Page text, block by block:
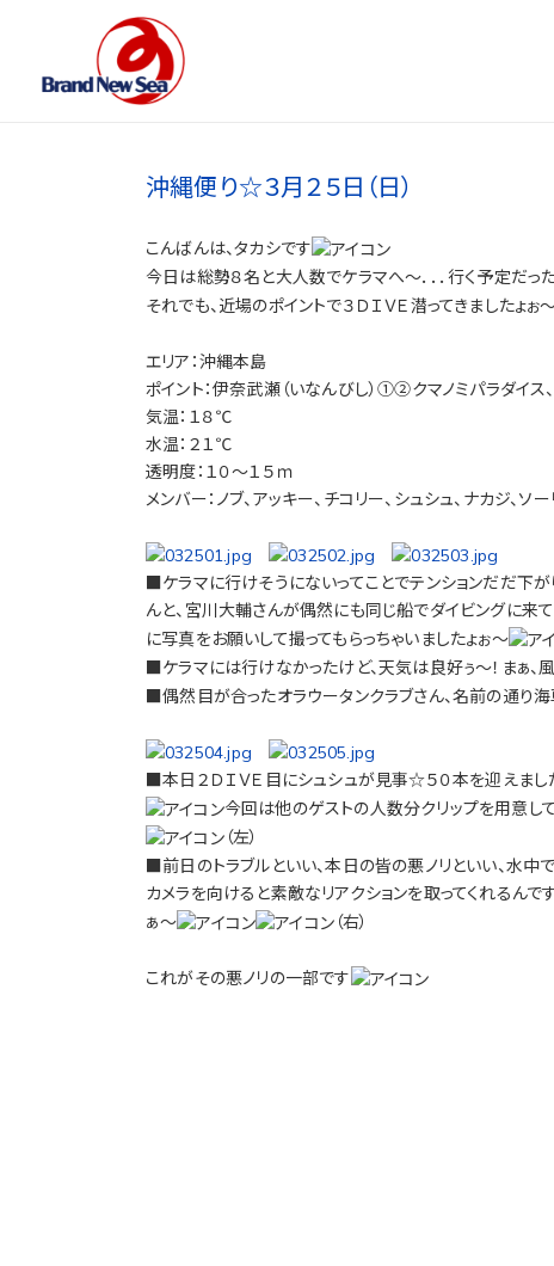
沖縄便り☆３月２５日（日）
こんばんは、タカシです
今日は総勢８名と大人数でケラマへ～．．．行く予定だ
それでも、近場のポイントで３ＤＩＶＥ潜ってきましたょぉ
エリア：沖縄本島
ポイント：伊奈武瀬（いなんびし）①②クマノミパラダイ
気温：１８℃
水温：２１℃
透明度：１０～１５ｍ
メンバー：ノブ、アッキー、チコリー、シュシュ、ナカジ、ソ
■ケラマに行けそうにないってことでテンションだだ下
んと、宮川大輔さんが偶然にも同じ船でダイビングに来
に写真をお願いして撮ってもらっちゃいましたょぉ～
■ケラマには行けなかったけど、天気は良好ぅ～！まぁ、風
■偶然目が合ったオラウータンクラブさん、名前の通り海
■本日２ＤＩＶＥ目にシュシュが見事☆５０本を迎えまし
今回は他のゲストの人数分クリップを用意し
（左）
■前日のトラブルといい、本日の皆の悪ノリといい、水
カメラを向けると素敵なリアクションを取ってくれるんで
ぁ～
（右）
これがその悪ノリの一部です